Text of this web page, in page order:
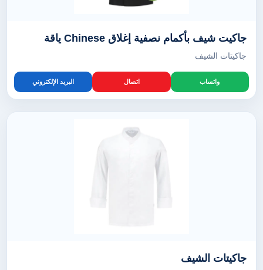
جاكيت شيف بأكمام نصفية إغلاق Chinese ياقة
جاكيتات الشيف
واتساب اتصال البريد الإلكتروني
جاكيتات الشيف